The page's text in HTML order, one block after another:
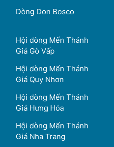
Dòng Don Bosco
Hội dòng Mến Thánh
Giá Gò Vấp
Hội dòng Mến Thánh
Giá Quy Nhơn
Hội dòng Mến Thánh
Giá Hưng Hóa
Hội dòng Mến Thánh
Giá Nha Trang